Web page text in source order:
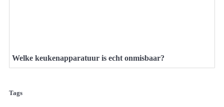
Welke keukenapparatuur is echt onmisbaar?
Tags